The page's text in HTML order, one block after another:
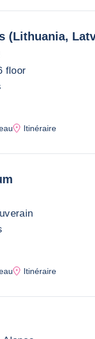
(Lithuania,
floor
Itinéraire
Itinéraire